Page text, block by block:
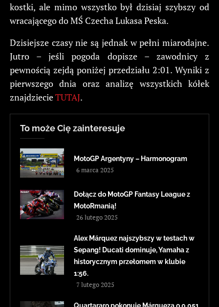
kostki, ale mimo wszystko był dzisiaj szybszy od
wracającego do MŚ Czecha Lukasa Peska.
Dzisiejsze czasy nie są jednak w pełni miarodajne.
Jutro – jeśli pogoda dopisze – zawodnicy z
pewnością zejdą poniżej przedziału 2:01. Wyniki z
pierwszego dnia oraz analizę wszystkich kółek
znajdziecieTUTAJ.
To może Cię zainteresuje
MotoGP Argentyny – Harmonogram
6 marca 2025
Dołącz do MotoGP Fantasy League z
MotoRmanią!
26 lutego 2025
Alex Márquez najszybszy w testach w
Sepang! Ducati dominuje, Yamaha z
historycznym przełomem w klubie
1:56.
7 lutego 2025
Quartararo pokonuje Márqueza o 0,051